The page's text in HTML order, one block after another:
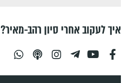
איך לעקוב אחרי סיון רהב-מאיר?